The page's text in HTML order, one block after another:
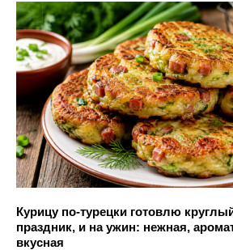
Курицу по-турецки готовлю
праздник, и на ужин: нежная,
вкусная